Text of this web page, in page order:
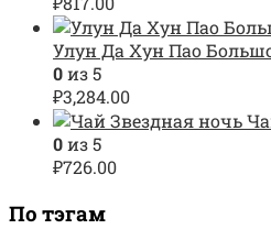
Улун Да Хун Пао
0из 5
₽3,284.00
0из 5
₽726.00
По тэгам